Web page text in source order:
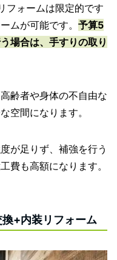
フォームは限定的です
ムが可能です。 予算5
場合は、手すりの取り
齢者や身体の不自由な
空間になります。
が足りず、補強を行う
費も高額になります。
+内装リフォーム